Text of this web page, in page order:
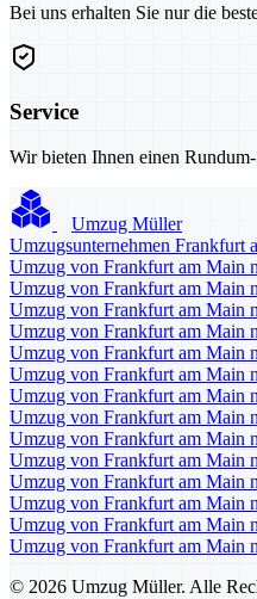
Bei uns erhalten Sie nur die
Service
Wir bieten Ihnen einen
Umzug Müller
Umzugsunternehmen Frankfurt
Umzug von Frankfurt am Main
Umzug von Frankfurt am Main
Umzug von Frankfurt am Main
Umzug von Frankfurt am Main
Umzug von Frankfurt am Main
Umzug von Frankfurt am Main
Umzug von Frankfurt am Main
Umzug von Frankfurt am Main
Umzug von Frankfurt am Main
Umzug von Frankfurt am Main
Umzug von Frankfurt am Main
Umzug von Frankfurt am Main
Umzug von Frankfurt am Main
Umzug von Frankfurt am Main
© 2026 Umzug Müller. Alle